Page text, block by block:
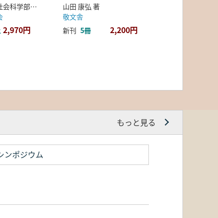
弘前大学人文社会科学部北日本考古学研究センター 編
2,970円
山田 康弘 著
敬文舎
新刊 5冊 2,200円
もっと見る
ンポジウム